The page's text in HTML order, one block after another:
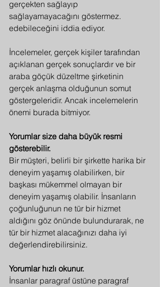
gerçekten sağlayıp
sağlayamayacağını göstermez.
edebileceğini iddia ediyor.
İncelemeler, gerçek kişiler tarafından
açıklanan gerçek sonuçlardır ve bir
araba göçük düzeltme şirketinin
gerçek anlaşma olduğunun somut
göstergeleridir. Ancak incelemelerin
önemi burada bitmiyor.
Yorumlar size daha büyük resmi
gösterebilir.
Bir müşteri, belirli bir şirkette harika bir
deneyim yaşamış olabilirken, bir
başkası mükemmel olmayan bir
deneyim yaşamış olabilir. İnsanların
çoğunluğunun ne tür bir hizmet
aldığını göz önünde bulundurarak, ne
tür bir hizmet alacağınızı daha iyi
değerlendirebilirsiniz.
Yorumlar hızlı okunur.
İnsanlar paragraf üstüne paragraf